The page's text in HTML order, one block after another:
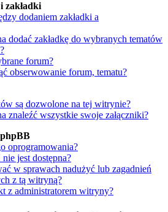
zakładki
dodaniem zakładki a
dodać zakładkę do wybranych tematów
forum?
obserwowanie forum, tematu?
są dozwolone na tej witrynie?
znaleźć wszystkie swoje załączniki?
oprogramowania?
jest dostępna?
w sprawach nadużyć lub zagadnień
z tą witryną?
z administratorem witryny?